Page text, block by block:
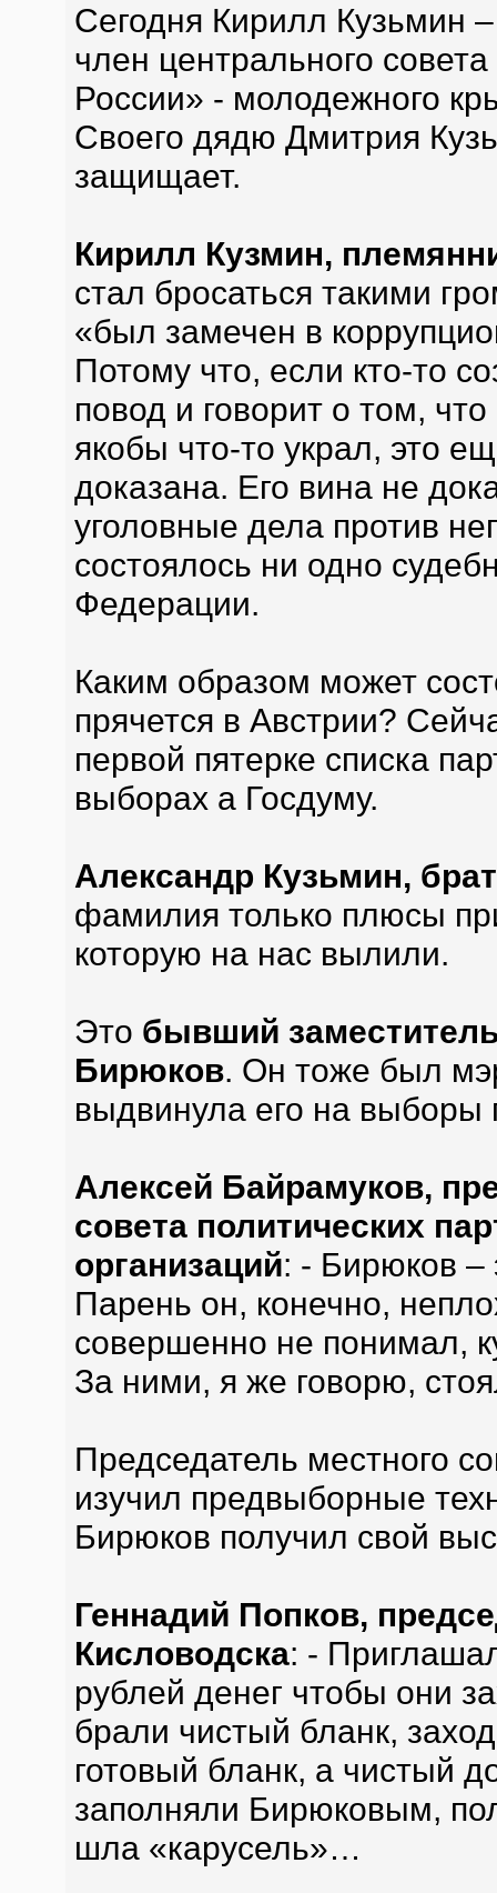
Сегодня Кирилл Кузьмин
член центрального
России» - молодежного
Своего дядю Дмитрия
защищает.
Кирилл Кузмин,
стал бросаться такими
«был замечен в
Потому что, если кто-то
повод и говорит о том,
якобы что-то украл, это
доказана. Его вина не
уголовные дела против
состоялось ни одно
Федерации.
Каким образом может
прячется в Австрии?
первой пятерке списка
выборах а Госдуму.
Александр Кузьмин,
фамилия только плюсы
которую на нас вылили.
Это бывший
Бирюков. Он тоже был
выдвинула его на выборы
Алексей Байрамуков,
совета политических
организаций: - Бирюков –
Парень он, конечно,
совершенно не понимал,
За ними, я же говорю,
Председатель местного
изучил предвыборные
Бирюков получил свой
Геннадий Попков,
Кисловодска: -
рублей денег чтобы они
брали чистый бланк,
готовый бланк, а чистый
заполняли Бирюковым,
шла «карусель»…